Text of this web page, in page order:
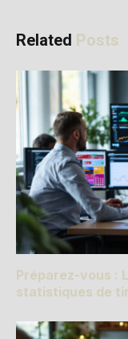
Related Posts
Préparez-vous :
statistiques de